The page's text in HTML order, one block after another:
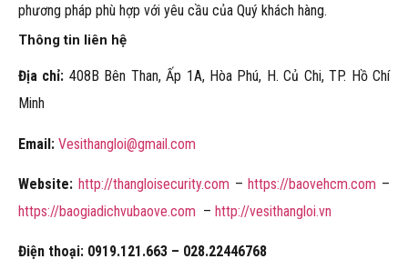
phương pháp phù hợp với yêu cầu của Quý khách hàng.
Thông tin liên hệ
Địa chỉ: 408B Bên Than, Ấp 1A, Hòa Phú, H. Củ Chi, TP. Hồ Chí
Minh
Email: Vesithangloi@gmail.com
Website: http://thangloisecurity.com –https://baovehcm.com –
https://baogiadichvubaove.com – http://vesithangloi.vn
Điện thoại: 0919.121.663 – 028.22446768